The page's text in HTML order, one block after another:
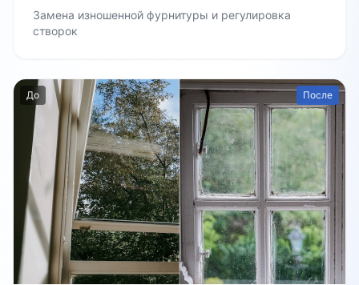
Замена изношенной фурнитуры и регулировка
створок
До После